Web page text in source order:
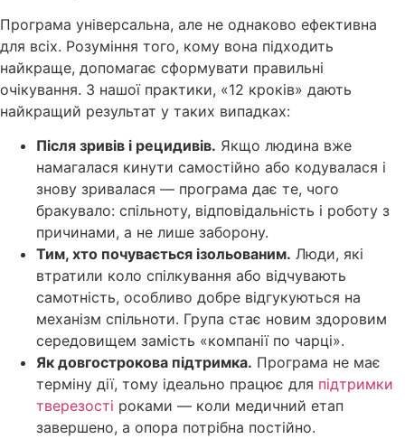
Програма універсальна, але не однаково ефективна
для всіх. Розуміння того, кому вона підходить
найкраще, допомагає сформувати правильні
очікування. З нашої практики, «12 кроків» дають
найкращий результат у таких випадках:
Після зривів і рецидивів. Якщо людина вже
намагалася кинути самостійно або кодувалася і
знову зривалася — програма дає те, чого
бракувало: спільноту, відповідальність і роботу з
причинами, а не лише заборону.
Тим, хто почувається ізольованим. Люди, які
втратили коло спілкування або відчувають
самотність, особливо добре відгукуються на
механізм спільноти. Група стає новим здоровим
середовищем замість «компанії по чарці».
Як довгострокова підтримка. Програма не має
терміну дії, тому ідеально працює для підтримки
тверезості роками — коли медичний етап
завершено, а опора потрібна постійно.